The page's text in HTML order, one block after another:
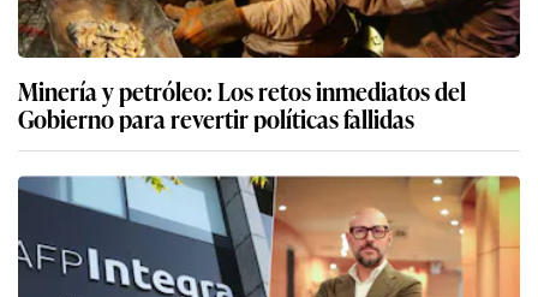
Minería y petróleo: Los retos inmediatos del
Gobierno para revertir políticas fallidas